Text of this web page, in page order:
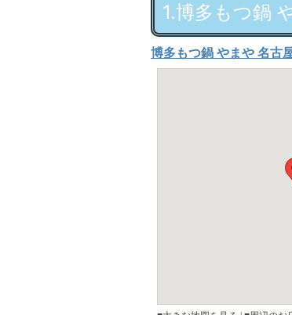
1.博多もつ鍋
博多もつ鍋 やまや 名古